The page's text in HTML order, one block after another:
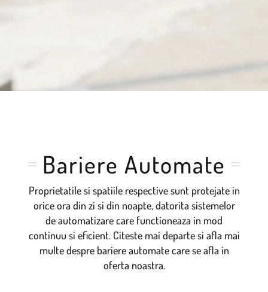
Bariere Automate
Proprietatile si spatiile respective sunt protejate in
orice ora din zi si din noapte, datorita sistemelor
de automatizare care functioneaza in mod
continuu si eficient. Citeste mai departe si afla mai
multe despre bariere automate care se afla in
oferta noastra.